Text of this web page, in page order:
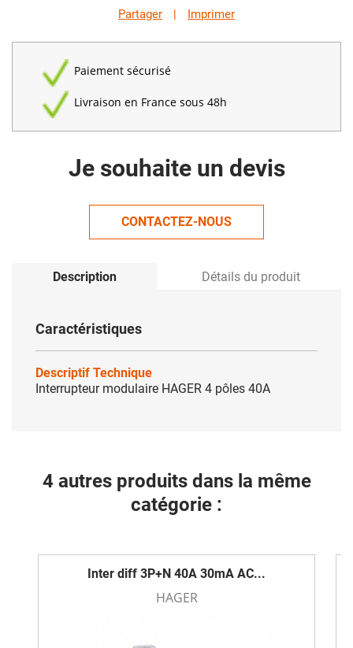
Partager | Imprimer
Paiement sécurisé
Livraison en France sous 48h
Je souhaite un devis
CONTACTEZ-NOUS
Description Détails du produit
Caractéristiques
Descriptif Technique
Interrupteur modulaire HAGER 4 pôles 40A
4 autres produits dans la même
catégorie :
Inter diff 3P+N 40A 30mA AC...
HAGER